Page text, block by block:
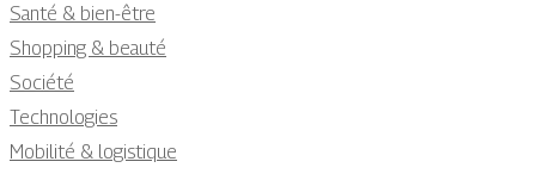
Santé & bien-être
Shopping & beauté
Société
Technologies
Mobilité & logistique